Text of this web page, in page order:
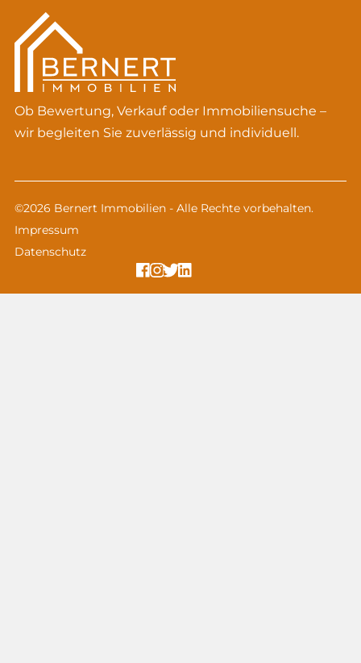
Ob Bewertung, Verkauf oder Immobiliensuche –
wir begleiten Sie zuverlässig und individuell.
©2026 Bernert Immobilien - Alle Rechte vorbehalten.
Impressum
Datenschutz